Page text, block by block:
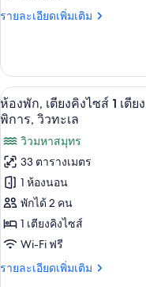
ไซส์
1
เตียง,
พร้อม
สิ่ง
อำนวย
ความ
สะดวก
สำหรับ
ผู้
รายละเอียดเพิ่มเติม
ราย
เกี่ยว
กับ
ห้อง
จู
สวี
ท,
เตียง
คิง
ไซส์
เตียง,
พร้อม
อำนวย
เปิด
ภาพถ่าย
ทั้งหมด
ของ
ห้อง
พัก,
เตียง
9
ห้องพัก, เตียงคิงไซส์ 1 เตี
พิการ, วิวทะเล
วิวมหาสมุทร
33 ตารางเมตร
1 ห้องนอน
พักได้ 2 คน
1 เตียงคิงไซส์
Wi-Fi ฟรี
รายละเอียดเพิ่มเติม
ราย